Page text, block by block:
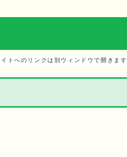
トへのリンクは別ウィンドウで開きます